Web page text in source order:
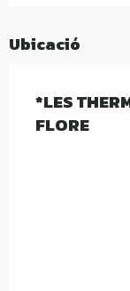
Ubicació
*LES
FLORE